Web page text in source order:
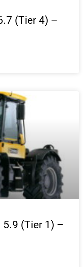
(Tier 4) –
5.9 (Tier 1) –